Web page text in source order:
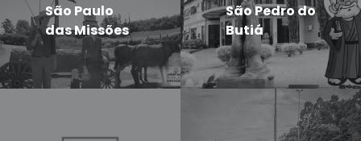
São Paulo
das Missões
São Pedro do
Butiá